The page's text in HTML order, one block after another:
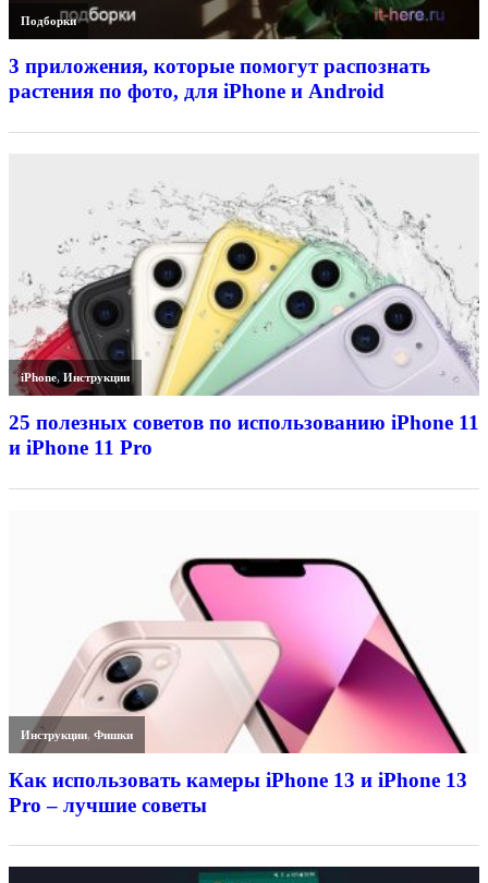
Подборки
3 приложения, которые помогут распознать
растения по фото, для iPhone и Android
iPhone,Инструкции
25 полезных советов по использованию iPhone 11
и iPhone 11 Pro
Инструкции,Фишки
Как использовать камеры iPhone 13 и iPhone 13
Pro – лучшие советы